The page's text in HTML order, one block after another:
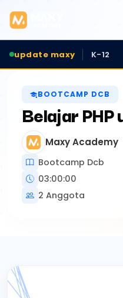
update maxy K-12
BOOTCAMP DCB
Belajar PHP
Maxy Academy
Bootcamp Dcb
03:00:00
2 Anggota